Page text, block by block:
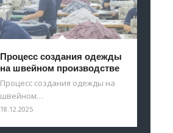
Процесс создания одежды
на швейном производстве
Процесс создания одежды на
швейном…
18.12.2025